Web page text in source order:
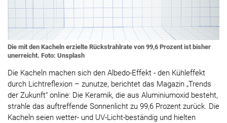
Die mit den Kacheln erzielte Rückstrahlrate von 99,6 Prozent ist bisher
unerreicht. Foto: Unsplash
Die Kacheln machen sich den Albedo-Effekt - den Kühleffekt
durch Lichtreflexion – zunutze, berichtet das Magazin „Trends
der Zukunft“ online: Die Keramik, die aus Aluminiumoxid besteht,
strahle das auftreffende Sonnenlicht zu 99,6 Prozent zurück. Die
Kacheln seien wetter- und UV-Licht-beständig und hielten